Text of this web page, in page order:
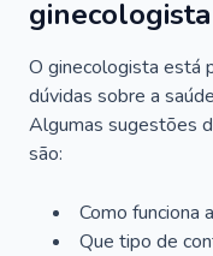
ginecologista
O ginecologista está
dúvidas sobre a
Algumas sugestões
são:
Como funciona
Que tipo de